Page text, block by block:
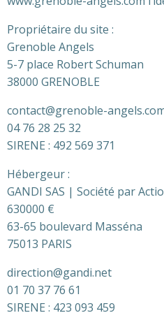
Propriétaire du site :
Grenoble Angels
5-7 place Robert Schuman
38000 GRENOBLE
contact@grenoble-
04 76 28 25 32
SIRENE : 492 569 371
Hébergeur :
GANDI SAS | Société par
630000 €
63-65 boulevard Masséna
75013 PARIS
direction@gandi.net
01 70 37 76 61
SIRENE : 423 093 459